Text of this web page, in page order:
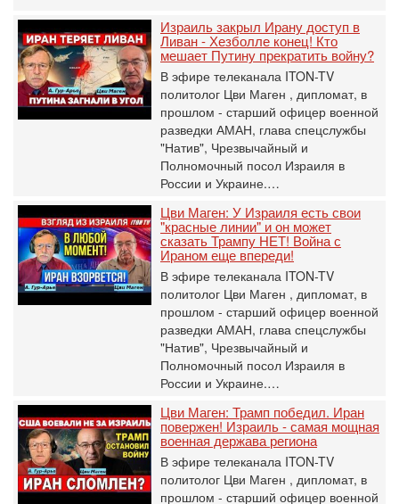
Израиль закрыл Ирану доступ в
Ливан - Хезболле конец! Кто
мешает Путину прекратить войну?
В эфире телеканала ITON-TV
политолог Цви Маген , дипломат, в
прошлом - старший офицер военной
разведки АМАН, глава спецслужбы
"Натив", ‎Чрезвычайный и
Полномочный посол Израиля в
России и Украине.…
Цви Маген: У Израиля есть свои
"красные линии" и он может
сказать Трампу НЕТ! Война с
Ираном еще впереди!
В эфире телеканала ITON-TV
политолог Цви Маген , дипломат, в
прошлом - старший офицер военной
разведки АМАН, глава спецслужбы
"Натив", ‎Чрезвычайный и
Полномочный посол Израиля в
России и Украине.…
Цви Маген: Трамп победил. Иран
повержен! Израиль - самая мощная
военная держава региона
В эфире телеканала ITON-TV
политолог Цви Маген , дипломат, в
прошлом - старший офицер военной